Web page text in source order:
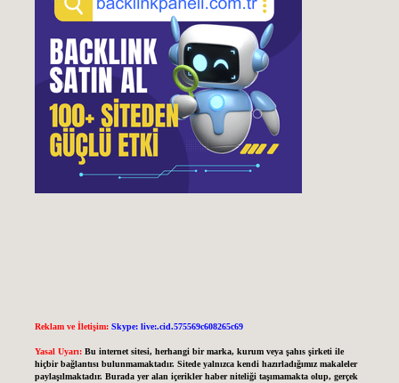
Reklam ve İletişim: Skype: live:.cid.575569c608265c69
Yasal Uyarı: Bu internet sitesi, herhangi bir marka, kurum veya şahıs şirketi ile
hiçbir bağlantısı bulunmamaktadır. Sitede yalnızca kendi hazırladığımız makaleler
paylaşılmaktadır. Burada yer alan içerikler haber niteliği taşımamakta olup, gerçek